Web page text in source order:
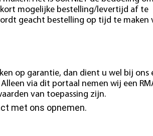
mogelijke bestelling/levertijd af te
geacht bestelling op tijd te maken
op garantie, dan dient u wel bij ons
via dit portaal nemen wij een
van toepassing zijn.
met ons opnemen.